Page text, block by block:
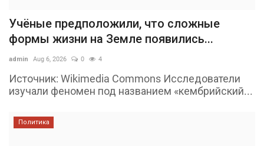
Учёные предположили, что сложные
формы жизни на Земле появились...
admin Aug 6, 2026 0 4
Источник: Wikimedia Commons Исследователи
изучали феномен под названием «кембрийский...
Политика